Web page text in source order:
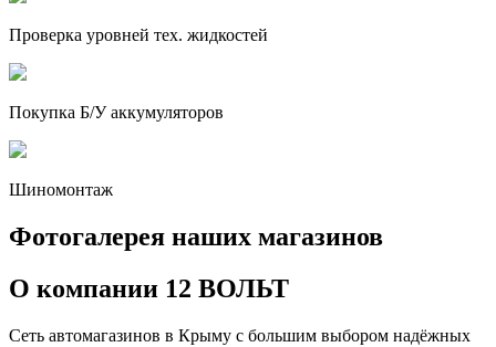
Проверка уровней тех. жидкостей
Покупка Б/У аккумуляторов
Шиномонтаж
Фотогалерея наших магазинов
О компании 12 ВОЛЬТ
Сеть автомагазинов в Крыму с большим выбором надёжных